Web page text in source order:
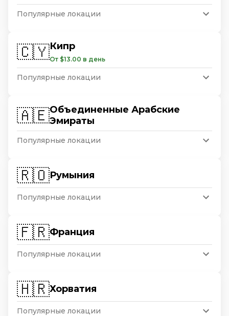
Популярные локации
🇨🇾Кипр
От $13.00 в день
Популярные локации
🇦🇪Объединенные Арабские
Эмираты
Популярные локации
🇷🇴Румыния
Популярные локации
🇫🇷Франция
Популярные локации
🇭🇷Хорватия
Популярные локации